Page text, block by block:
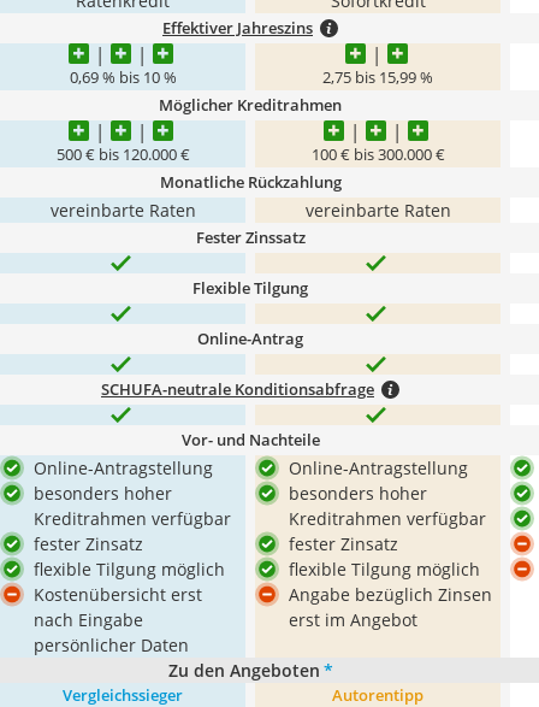
Effektiver Jahreszins
0,69 % bis 10 % 2,75 bis 15,99 %
Möglicher Kreditrahmen
500 € bis 120.000 € 100 € bis 300.000 €
Monatliche Rückzahlung
vereinbarte Raten vereinbarte Raten
Fester Zinssatz
Flexible Tilgung
Online-Antrag
SCHUFA-neutrale Konditionsabfrage
Vor- und Nachteile
Online-Antragstellung
besonders hoher
Kreditrahmen verfügbar
fester Zinsatz
flexible Tilgung möglich
Kostenübersicht erst
nach Eingabe
persönlicher Daten
Online-Antragstellung
besonders hoher
Kreditrahmen verfügbar
fester Zinsatz
flexible Tilgung möglich
Angabe bezüglich Zinsen
erst im Angebot
Zu den Angeboten *
Vergleichssieger Autorentipp